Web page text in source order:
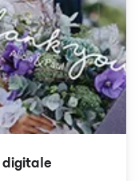
digitale